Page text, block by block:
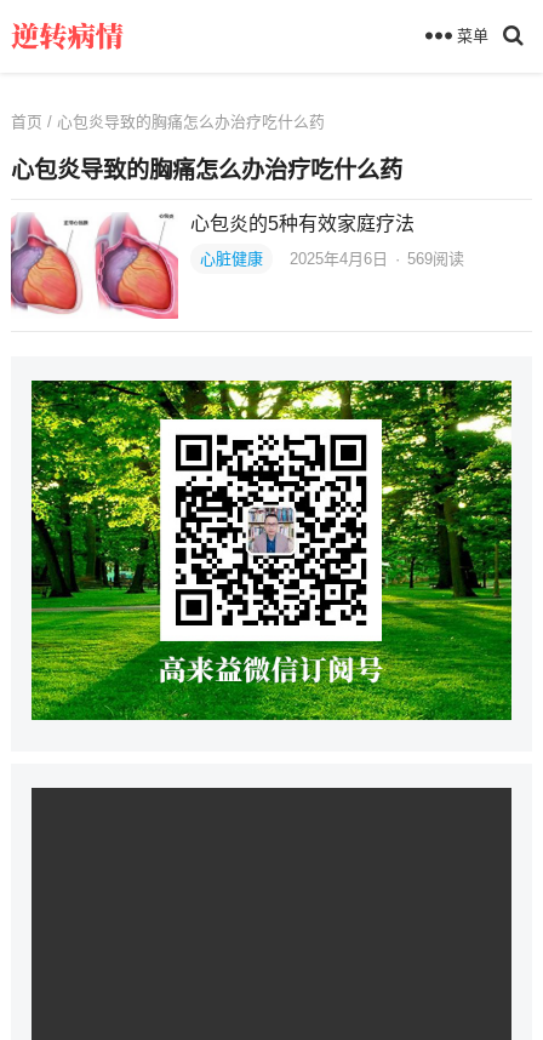
菜单
首页 / 心包炎导致的胸痛怎么办治疗吃什么药
心包炎导致的胸痛怎么办治疗吃什么药
心包炎的5种有效家庭疗法
心脏健康 2025年4月6日 · 569阅读